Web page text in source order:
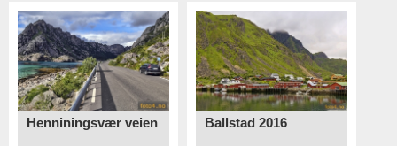
Henniningsvær veien Ballstad 2016